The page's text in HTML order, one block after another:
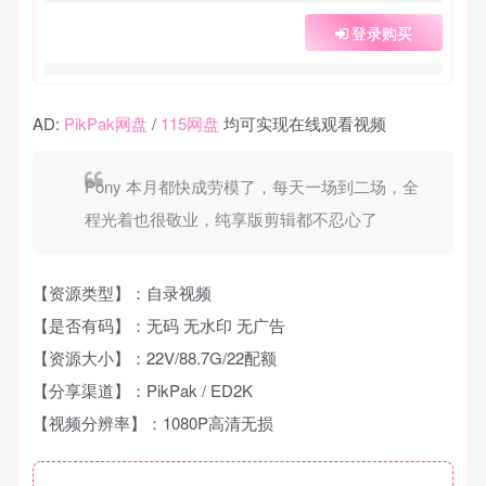
登录购买
AD: PikPak网盘 / 115网盘 均可实现在线观看视频
Pony 本月都快成劳模了，每天一场到二场，全
程光着也很敬业，纯享版剪辑都不忍心了
【资源类型】：自录视频
【是否有码】：无码 无水印 无广告
【资源大小】：22V/88.7G/22配额
【分享渠道】：PikPak / ED2K
【视频分辨率】：1080P高清无损